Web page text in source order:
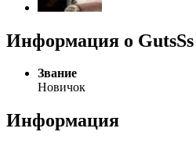
Информация о GutsSs
Звание
Новичок
Информация